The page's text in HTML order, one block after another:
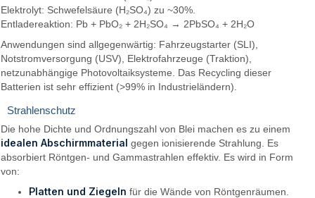
Elektrolyt: Schwefelsäure (H₂SO₄) zu ~30%.
Entladereaktion: Pb + PbO₂ + 2H₂SO₄ → 2PbSO₄ + 2H₂O
Anwendungen sind allgegenwärtig: Fahrzeugstarter (SLI),
Notstromversorgung (USV), Elektrofahrzeuge (Traktion),
netzunabhängige Photovoltaiksysteme. Das Recycling dieser
Batterien ist sehr effizient (>99% in Industrieländern).
Strahlenschutz
Die hohe Dichte und Ordnungszahl von Blei machen es zu einem
idealen Abschirmmaterial gegen ionisierende Strahlung. Es
absorbiert Röntgen- und Gammastrahlen effektiv. Es wird in Form
von:
Platten und Ziegeln für die Wände von Röntgenräumen.